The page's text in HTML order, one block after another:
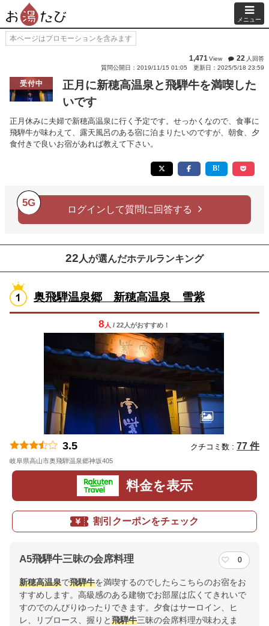
メニュー
本ページはプロモーションを含みます
1,471View 22 人回答
質問公開日：2019/11/15 01:05
更新日：2025/5/18 23:59
受付中
正月に新穂高温泉と飛騨牛を満喫した
いです
正月休みに夫婦で新穂高温泉に行く予定です。せっかくなので、食事に
飛騨牛が味わえて、露天風呂のある宿に泊まりたいのですが、朝食、夕
食付きで良いお宿があれば教えて下さい。
5G
ログインして質問に回答する
22 人が選んだホテルランキング
奥飛騨温泉郷 新穂高温泉 雪紫
8 人 / 22人がおすすめ！
3.5 クチコミ数 : 77 件
岐阜県高山市奥飛騨温泉郷神坂405
料金を表示
割引クーポンをチェック
A5飛騨牛三昧の会席料理 0
新穂高温泉で飛騨牛を満喫するのでしたらこちらのお宿をお
すすめします。高級感のある建物でお部屋は広くてきれいで
すのでのんびりゆったりできます。夕食はサーロイン、ヒ
レ、リブロース、握りと飛騨牛三昧の会席料理が味わえま